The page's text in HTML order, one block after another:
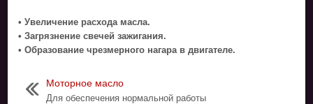
• Увеличение расхода масла.
• Загрязнение свечей зажигания.
• Образование чрезмерного нагара в двигателе.
Моторное масло
Для обеспечения нормальной работы